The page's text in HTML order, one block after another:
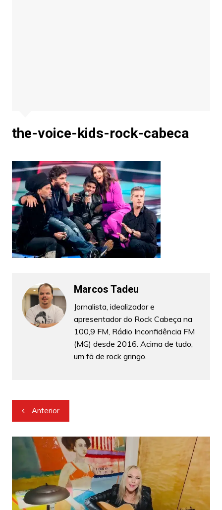
the-voice-kids-rock-cabeca
Marcos Tadeu
Jornalista, idealizador e
apresentador do Rock Cabeça na
100,9 FM, Rádio Inconfidência FM
(MG) desde 2016. Acima de tudo,
um fã de rock gringo.
Navegação
de
Post
Anterior